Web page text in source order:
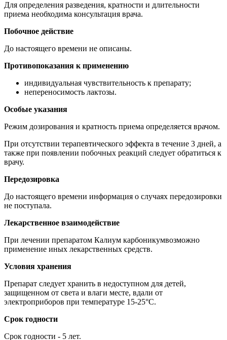
Для определения разведения, кратности и длительности
приема необходима консультация врача.
Побочное действие
До настоящего времени не описаны.
Противопоказания к применению
индивидуальная чувствительность к препарату;
непереносимость лактозы.
Особые указания
Режим дозирования и кратность приема определяется врачом.
При отсутствии терапевтического эффекта в течение 3 дней, а
также при появлении побочных реакций следует обратиться к
врачу.
Передозировка
До настоящего времени информация о случаях передозировки
не поступала.
Лекарственное взаимодействие
При лечении препаратом Калиум карбоникумвозможно
применение иных лекарственных средств.
Условия хранения
Препарат следует хранить в недоступном для детей,
защищенном от света и влаги месте, вдали от
электроприборов при температуре 15-25°C.
Срок годности
Срок годности - 5 лет.